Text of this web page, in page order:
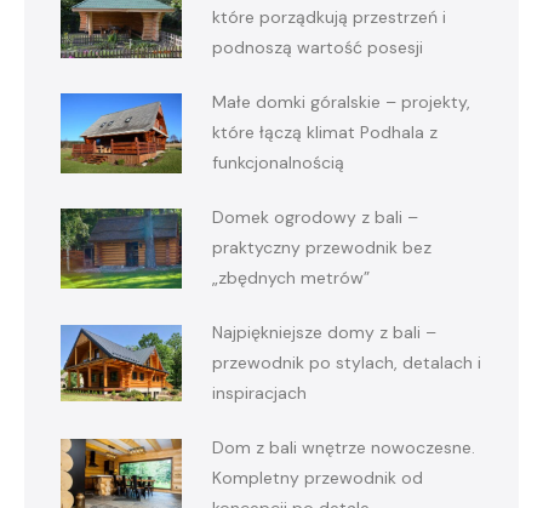
które porządkują przestrzeń i
podnoszą wartość posesji
Małe domki góralskie – projekty,
które łączą klimat Podhala z
funkcjonalnością
Domek ogrodowy z bali –
praktyczny przewodnik bez
„zbędnych metrów”
Najpiękniejsze domy z bali –
przewodnik po stylach, detalach i
inspiracjach
Dom z bali wnętrze nowoczesne.
Kompletny przewodnik od